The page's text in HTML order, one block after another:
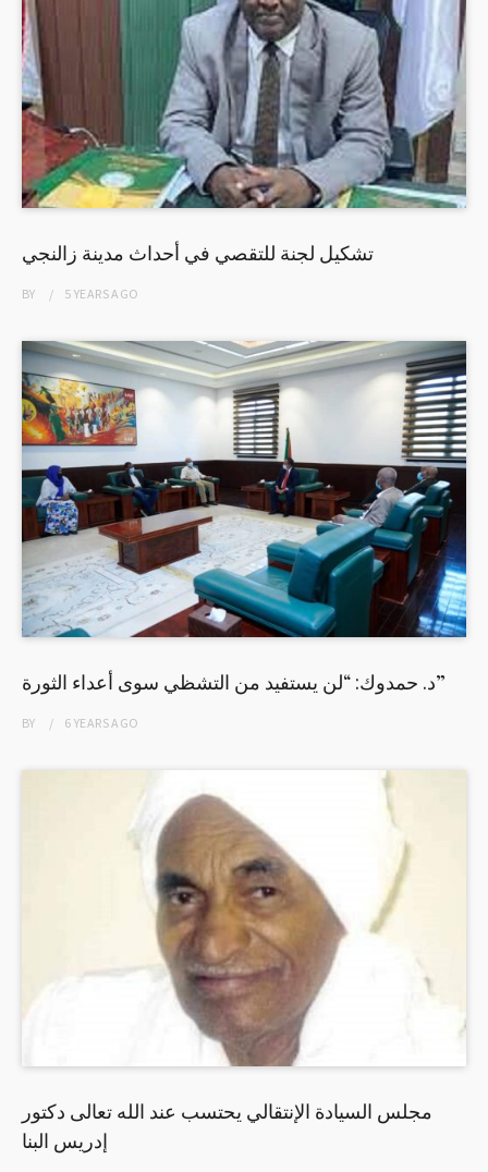
تشكيل لجنة للتقصي في أحداث مدينة زالنجي
BY 5 YEARSAGO
د. حمدوك: “لن يستفيد من التشظي سوى أعداء الثورة”
BY 6 YEARSAGO
مجلس السيادة الإنتقالي يحتسب عند الله تعالى دكتور
إدريس البنا